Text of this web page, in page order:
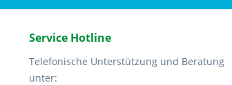
Service Hotline
Telefonische Unterstützung und Beratung
unter: